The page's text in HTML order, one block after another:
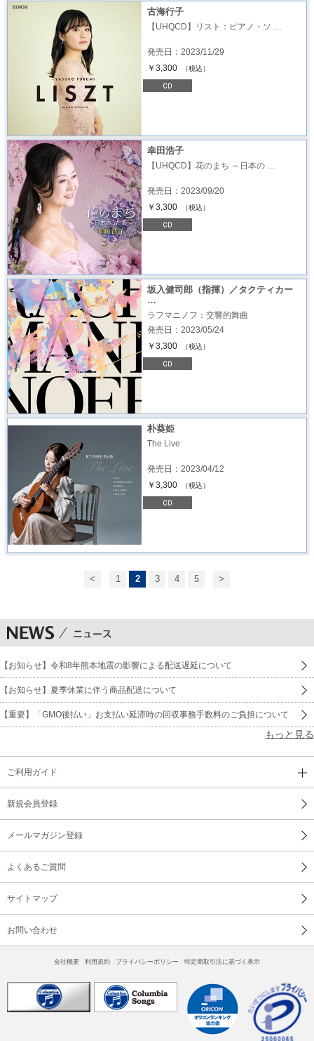
古海行子
【UHQCD】リスト：ピアノ・ソ …
発売日：2023/11/29
￥3,300
（税込）
幸田浩子
【UHQCD】花のまち ～日本の …
発売日：2023/09/20
￥3,300
（税込）
坂入健司郎（指揮）／タクティカー
…
ラフマニノフ：交響的舞曲
発売日：2023/05/24
￥3,300
（税込）
朴葵姫
The Live
発売日：2023/04/12
￥3,300
（税込）
< 1 2 3 4 5 >
【お知らせ】令和8年熊本地震の影響による配送遅延について
【お知らせ】夏季休業に伴う商品配送について
【重要】「GMO後払い」お支払い延滞時の回収事務手数料のご負担について
もっと見る
ご利用ガイド
新規会員登録
メールマガジン登録
よくあるご質問
サイトマップ
お問い合わせ
会社概要 利用規約 プライバシーポリシー 特定商取引法に基づく表示